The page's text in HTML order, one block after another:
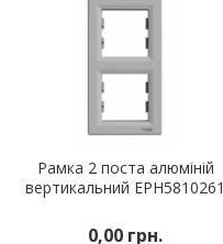
Рамка 2 поста алюміній
вертикальний EPH5810261
0,00 грн.